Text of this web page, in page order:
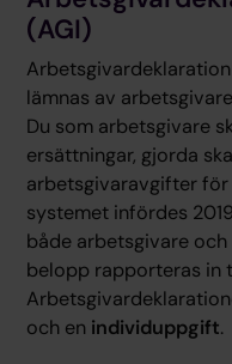
(AGI)
lämnas av
Du som arbetsgivare
ersättningar, gjorda
arbetsgivaravgifter för
systemet infördes
både arbetsgivare
belopp rapporteras in
och en individuppgift.